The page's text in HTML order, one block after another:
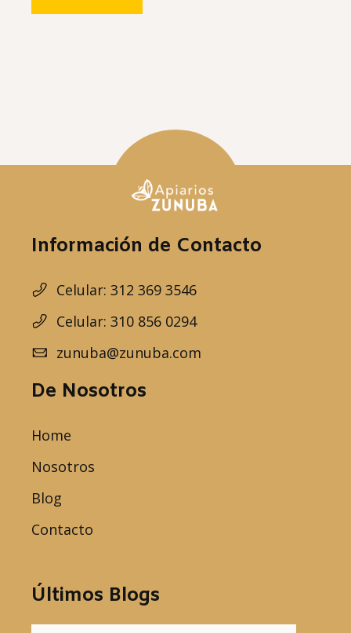
Información de Contacto
Celular: 312 369 3546
Celular: 310 856 0294
zunuba@zunuba.com
De Nosotros
Home
Nosotros
Blog
Contacto
Últimos Blogs